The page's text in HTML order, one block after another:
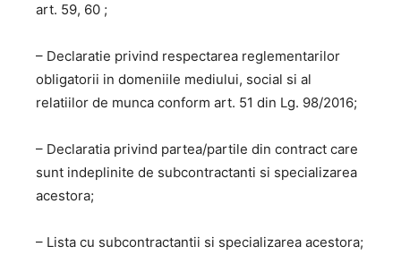
art. 59, 60 ;
– Declaratie privind respectarea reglementarilor
obligatorii in domeniile mediului, social si al
relatiilor de munca conform art. 51 din Lg. 98/2016;
– Declaratia privind partea/partile din contract care
sunt indeplinite de subcontractanti si specializarea
acestora;
– Lista cu subcontractantii si specializarea acestora;